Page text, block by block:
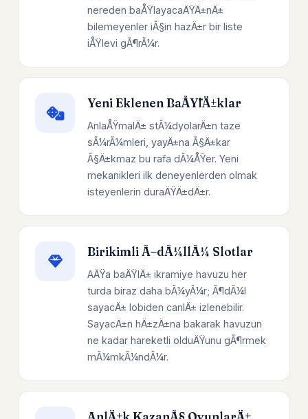
nereden baÅŸlayacaÄŸÄ±nÄ±
bilemeyenler iÃ§in hazÄ±r bir liste
iÅŸlevi gÃ¶rÃ¼r.
Yeni Eklenen BaÅŸlÄ±klar
AnlaÅŸmalÄ± stÃ¼dyolarÄ±n taze
sÃ¼rÃ¼mleri, yayÄ±na Ã§Ä±kar
Ã§Ä±kmaz bu rafa dÃ¼ÅŸer. Yeni
mekanikleri ilk deneyenlerden olmak
isteyenlerin duraÄŸÄ±dÄ±r.
Birikimli Ã–dÃ¼llÃ¼ Slotlar
AÄŸa baÄŸlÄ± ikramiye havuzu her
turda biraz daha bÃ¼yÃ¼r; Ã¶dÃ¼l
sayacÄ± lobiden canlÄ± izlenebilir.
SayacÄ±n hÄ±zÄ±na bakarak havuzun
ne kadar hareketli olduÄŸunu gÃ¶rmek
mÃ¼mkÃ¼ndÃ¼r.